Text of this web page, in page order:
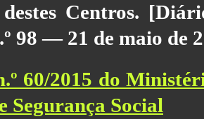
Centros.
98 — 21 de maio de
60/2015 do
Segurança Social